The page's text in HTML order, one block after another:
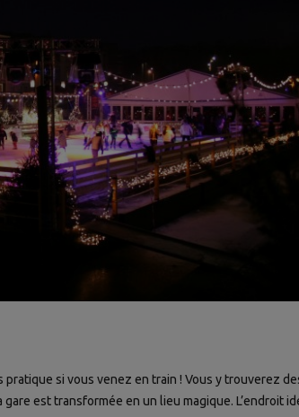
si vous venez en train ! Vous y trouverez
est transformée en un lieu magique. L’endroit